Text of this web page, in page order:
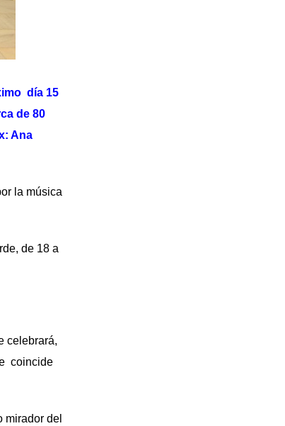
día 15
de 80
Ana
la música
de 18 a
celebrará,
coincide
del